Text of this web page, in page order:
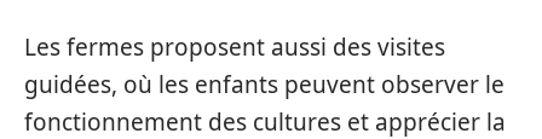
Les fermes proposent aussi des visites
guidées, où les enfants peuvent observer le
fonctionnement des cultures et apprécier la